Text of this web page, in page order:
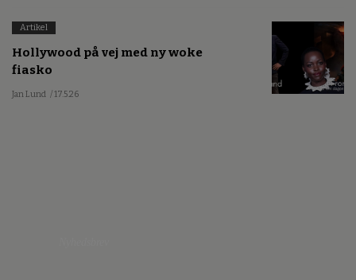
Artikel
Hollywood på vej med ny woke
fiasko
Jan Lund / 17.5.26